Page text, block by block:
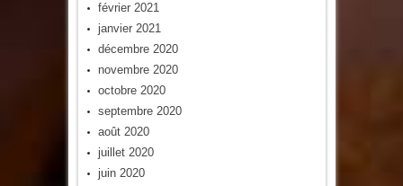
février 2021
janvier 2021
décembre 2020
novembre 2020
octobre 2020
septembre 2020
août 2020
juillet 2020
juin 2020